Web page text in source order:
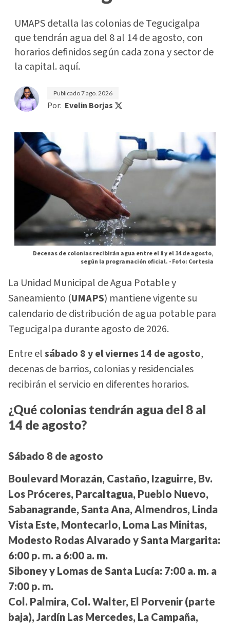
UMAPS detalla las colonias de Tegucigalpa
que tendrán agua del 8 al 14 de agosto, con
horarios definidos según cada zona y sector de
la capital. aquí.
Publicado7 ago. 2026
Por: Evelin Borjas
Decenas de colonias recibirán agua entre el 8 y el 14 de agosto,
según la programación oficial. -Foto: Cortesia
La Unidad Municipal de Agua Potable y
Saneamiento (UMAPS) mantiene vigente su
calendario de distribución de agua potable para
Tegucigalpa durante agosto de 2026.
Entre elsábado 8 y el viernes 14 de agosto,
decenas de barrios, colonias y residenciales
recibirán el servicio en diferentes horarios.
¿Qué colonias tendrán agua del 8 al
14 de agosto?
Sábado 8 de agosto
Boulevard Morazán, Castaño, Izaguirre, Bv.
Los Próceres, Parcaltagua, Pueblo Nuevo,
Sabanagrande, Santa Ana, Almendros, Linda
Vista Este, Montecarlo, Loma Las Minitas,
Modesto Rodas Alvarado y Santa Margarita:
6:00 p. m. a 6:00 a. m.
Siboney y Lomas de Santa Lucía: 7:00 a. m. a
7:00 p. m.
Col. Palmira, Col. Walter, El Porvenir (parte
baja), Jardín Las Mercedes, La Campaña,